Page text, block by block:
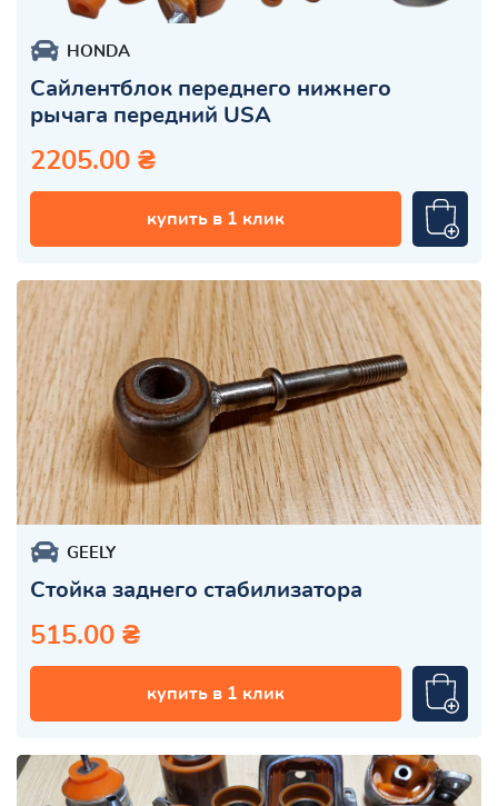
HONDA
Сайлентблок переднего нижнего
рычага передний USA
2205.00 ₴
купить в 1 клик
GEELY
Стойка заднего стабилизатора
515.00 ₴
купить в 1 клик